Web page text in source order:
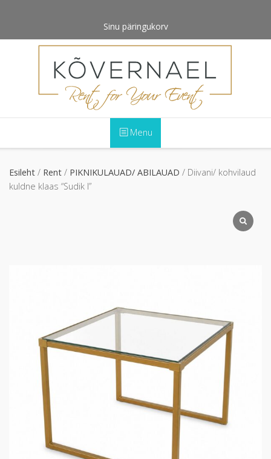
Sinu päringukorv
Menu
Esileht / Rent / PIKNIKULAUAD/ ABILAUAD / Diivani/ kohvilaud
kuldne klaas “Sudik I”